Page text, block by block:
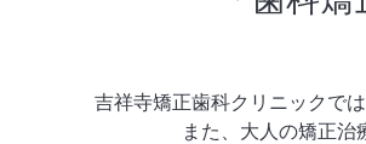
吉祥寺矯正歯科クリニックで
また、大人の矯正